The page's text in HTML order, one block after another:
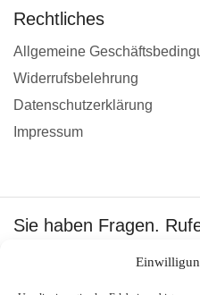
Rechtliches
Allgemeine
Widerrufsbelehrung
Datenschutzerklärung
Impressum
Sie haben Fragen.
+49 1601512402